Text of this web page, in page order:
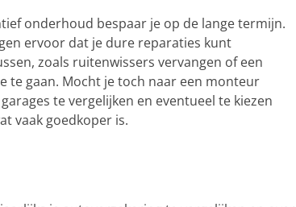
onderhoud bespaar je op de lange termijn.
ervoor dat je dure reparaties kunt
zoals ruitenwissers vervangen of een
te gaan. Mocht je toch naar een monteur
te vergelijken en eventueel te kiezen
vaak goedkoper is.